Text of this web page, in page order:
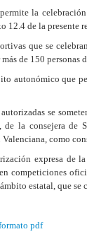
la
12.4 de la presente
que se
de 150 personas
autonómico que
se
la consejera de
como
expresa de
competiciones
estatal, que
pdf